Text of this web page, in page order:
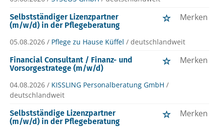
Selbstständiger Lizenzpartner
(m/w/d) in der Pflegeberatung
Merken
05.08.2026 / Pflege zu Hause Küffel / deutschlandweit
Financial Consultant / Finanz- und
Vorsorgestratege (m/w/d)
Merken
04.08.2026 / KISSLING Personalberatung GmbH /
deutschlandweit
Selbstständige Lizenzpartner
(m/w/d) in der Pflegeberatung
Merken